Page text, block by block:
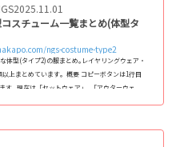
2025.11.01
スチューム一覧まとめ(体型タ
ngs-costume-type2
体型(タイプ2)の服まとめ｡レイヤリングウェア・
以上まとめています｡ 概要 コピーボタンは1行目
す｡ 現在は「セットウェア」､「アウターウェ
リエーション」､「装飾の非表示箇所」､「カラー
細なページに飛びます｡ (adsbygoogle = windo